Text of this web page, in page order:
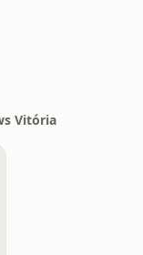
Vitória